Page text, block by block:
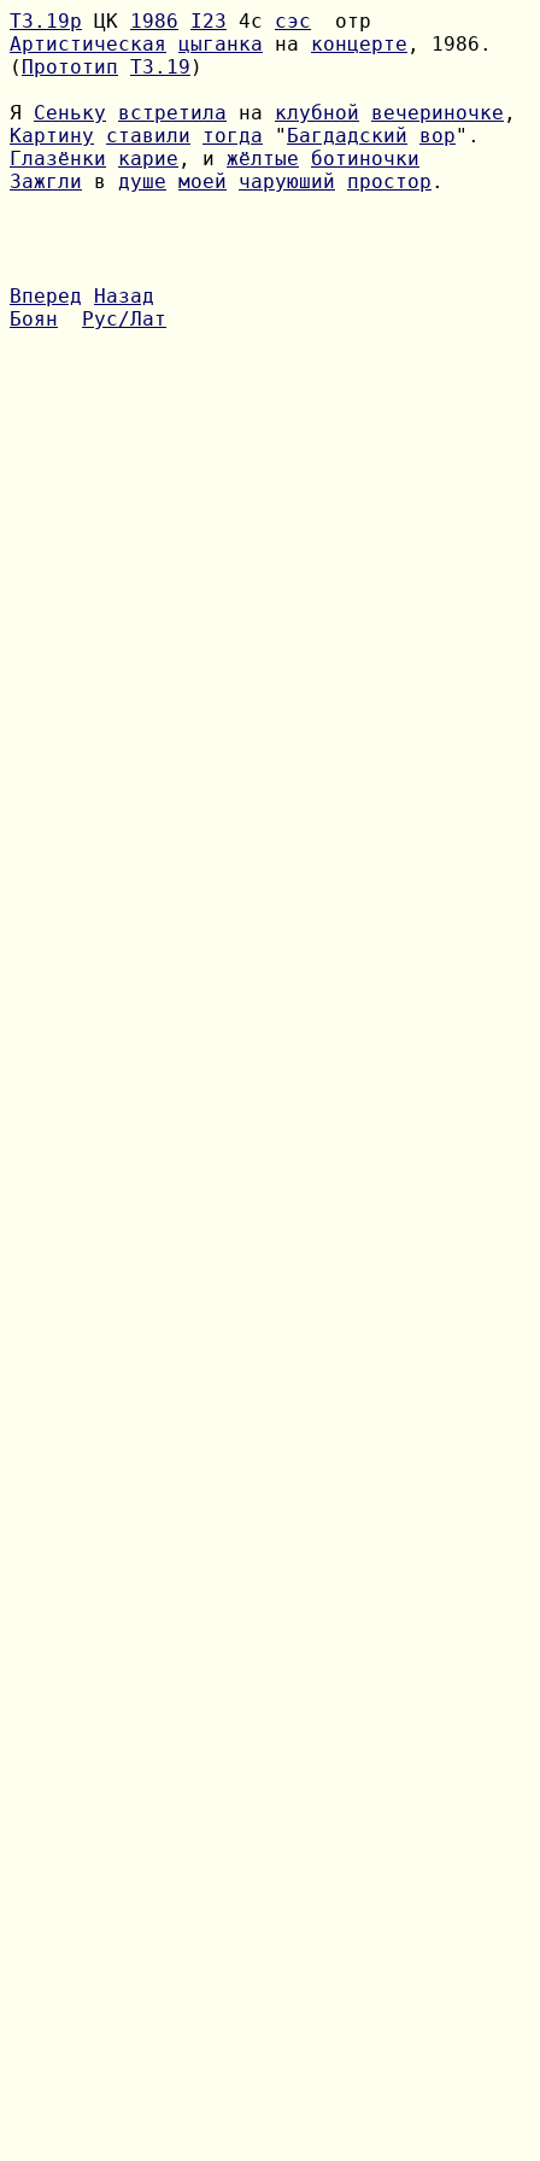
Т3.19р ЦК 1986 I23 4с сэс
Артистическая
цыганка на концерте
( Прототип Т3.19 )
Я Сеньку встретила на клубной вечериночке
Картину
ставили тогда " Багдадский вор
Глазёнки
карие , и жёлтые
ботиночки
Зажгли в душе моей чаруюший простор .
Вперед
Назад
Боян
Рус/Лат